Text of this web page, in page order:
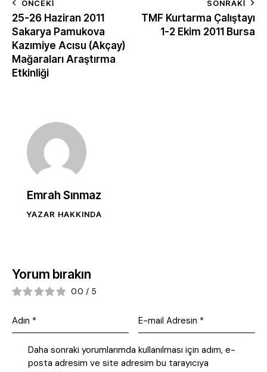
ÖNCEKI
25-26 Haziran 2011
Sakarya Pamukova
Kazımiye Acısu (Akçay)
Mağaraları Araştırma
Etkinliği
SONRAKI
TMF Kurtarma Çalıştayı
1-2 Ekim 2011 Bursa
Emrah Sınmaz
YAZAR HAKKINDA
Yorum bırakın
0.0 / 5
Daha sonraki yorumlarımda kullanılması için adım, e-
posta adresim ve site adresim bu tarayıcıya